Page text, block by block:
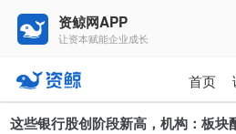
资鲸网APP
让资本赋能企业成长
首页
资讯 课堂
这些银行股创阶段新高，机构：板块